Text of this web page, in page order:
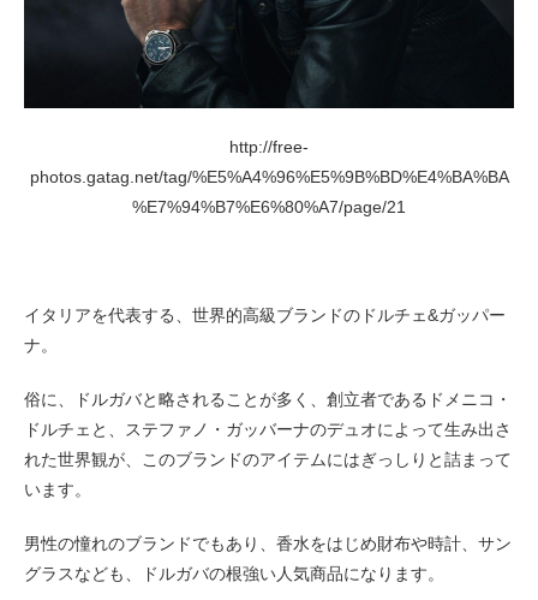
http://free-
photos.gatag.net/tag/%E5%A4%96%E5%9B%BD%E4%BA%BA
%E7%94%B7%E6%80%A7/page/21
イタリアを代表する、世界的高級ブランドのドルチェ&ガッパー
ナ。
俗に、ドルガバと略されることが多く、創立者であるドメニコ・
ドルチェと、ステファノ・ガッバーナのデュオによって生み出さ
れた世界観が、このブランドのアイテムにはぎっしりと詰まって
います。
男性の憧れのブランドでもあり、香水をはじめ財布や時計、サン
グラスなども、ドルガバの根強い人気商品になります。